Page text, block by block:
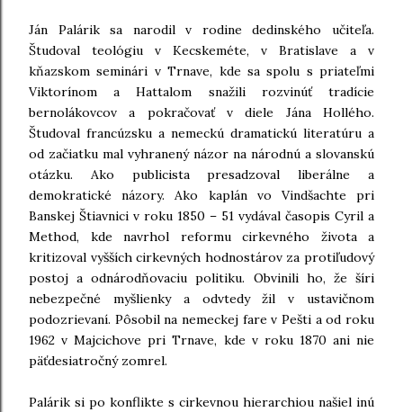
Ján Palárik sa narodil v rodine dedinského učiteľa.
Študoval teológiu v Kecskeméte, v Bratislave a v
kňazskom seminári v Trnave, kde sa spolu s priateľmi
Viktorínom a Hattalom snažili rozvinúť tradície
bernolákovcov a pokračovať v diele Jána Hollého.
Študoval francúzsku a nemeckú dramatickú literatúru a
od začiatku mal vyhranený názor na národnú a slovanskú
otázku. Ako publicista presadzoval liberálne a
demokratické názory. Ako kaplán vo Vindšachte pri
Banskej Štiavnici v roku 1850 – 51 vydával časopis Cyril a
Method, kde navrhol reformu cirkevného života a
kritizoval vyšších cirkevných hodnostárov za protiľudový
postoj a odnárodňovaciu politiku. Obvinili ho, že šíri
nebezpečné myšlienky a odvtedy žil v ustavičnom
podozrievaní. Pôsobil na nemeckej fare v Pešti a od roku
1962 v Majcichove pri Trnave, kde v roku 1870 ani nie
päťdesiatročný zomrel.
Palárik si po konflikte s cirkevnou hierarchiou našiel inú